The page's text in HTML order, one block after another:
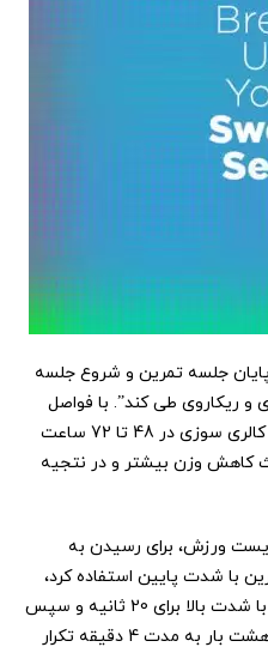
جلسه تمرین و شروع جلسه
و ریکاروی طی کند”. با فواصل
زمانی، سیستم انرژی بدن شما برای کالری سوزی در 48 تا 72 ساعت
کاهش وزن بیشتر و در نتجیه
ورزش، برای رسیدن به
با شدت پایین استفاده کرد،
روال به این صورت است که: تمرین با شدت بالا برای 20 ثانیه و سپس
با 10 ثانیه شدت پایین، این روال را هشت بار به مدت 4 دقیقه تکرار